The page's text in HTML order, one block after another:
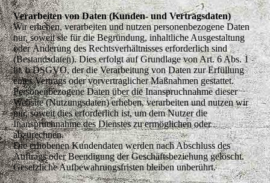
Verarbeiten von Daten (Kunden- und Vertragsdaten)
Wir erheben, verarbeiten und nutzen personenbezogene Daten
nur, soweit sie für die Begründung, inhaltliche Ausgestaltung
oder Änderung des Rechtsverhältnisses erforderlich sind
(Bestandsdaten). Dies erfolgt auf Grundlage von Art. 6 Abs. 1
lit. b DSGVO, der die Verarbeitung von Daten zur Erfüllung
eines Vertrags oder vorvertraglicher Maßnahmen gestattet.
Personenbezogene Daten über die Inanspruchnahme dieser
Website (Nutzungsdaten) erheben, verarbeiten und nutzen wir
nur, soweit dies erforderlich ist, um dem Nutzer die
Inanspruchnahme des Dienstes zu ermöglichen oder
abzurechnen.
Die erhobenen Kundendaten werden nach Abschluss des
Auftrags oder Beendigung der Geschäftsbeziehung gelöscht.
Gesetzliche Aufbewahrungsfristen bleiben unberührt.